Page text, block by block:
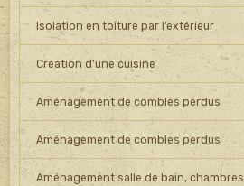
Isolation en toiture par l’extérieur
Création d'une cuisine
Aménagement de combles perdus
Aménagement de combles perdus
Aménagement salle de bain, chambres